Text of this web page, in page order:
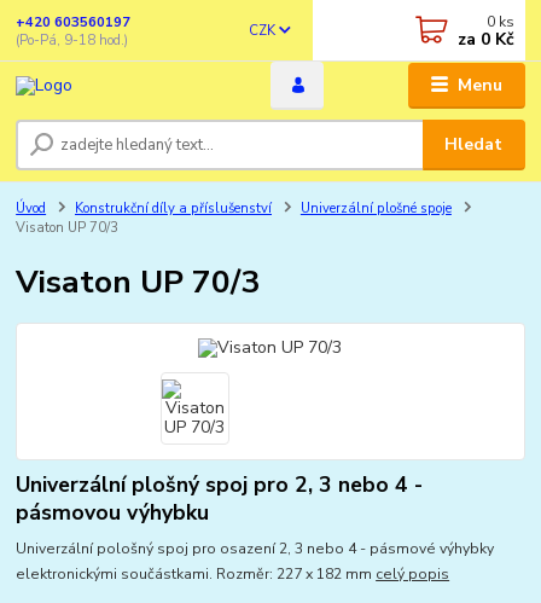
Menu
CZK
Hledat
+420 603560197
(Po-Pá, 9-18 hod.)
0 ks
za 0 Kč
Úvod Konstrukční díly a příslušenství
Univerzální plošné spoje
Visaton UP 70/3
Visaton UP 70/3
Univerzální plošný spoj pro 2, 3 nebo 4 -
pásmovou výhybku
Univerzální pološný spoj pro osazení 2, 3 nebo 4 - pásmové výhybky
elektronickými součástkami. Rozměr: 227 x 182 mm celý popis